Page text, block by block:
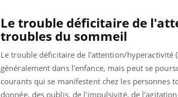
Le trouble déficitaire de
troubles du sommeil
Le trouble déficitaire de l'attention/hyperactivité
généralement dans l'enfance, mais peut se
courants qui se manifestent chez les personnes
donnée, des oublis, de l'impulsivité, de